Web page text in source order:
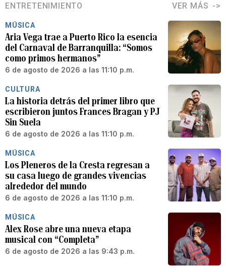
ENTRETENIMIENTO VER MÁS
MÚSICA
Aria Vega trae a Puerto Rico la esencia
del Carnaval de Barranquilla: “Somos
como primos hermanos”
6 de agosto de 2026 a las 11:10 p.m.
CULTURA
La historia detrás del primer libro que
escribieron juntos Frances Bragan y PJ
Sin Suela
6 de agosto de 2026 a las 11:10 p.m.
MÚSICA
Los Pleneros de la Cresta regresan a
su casa luego de grandes vivencias
alrededor del mundo
6 de agosto de 2026 a las 11:10 p.m.
MÚSICA
Alex Rose abre una nueva etapa
musical con “Completa”
6 de agosto de 2026 a las 9:43 p.m.